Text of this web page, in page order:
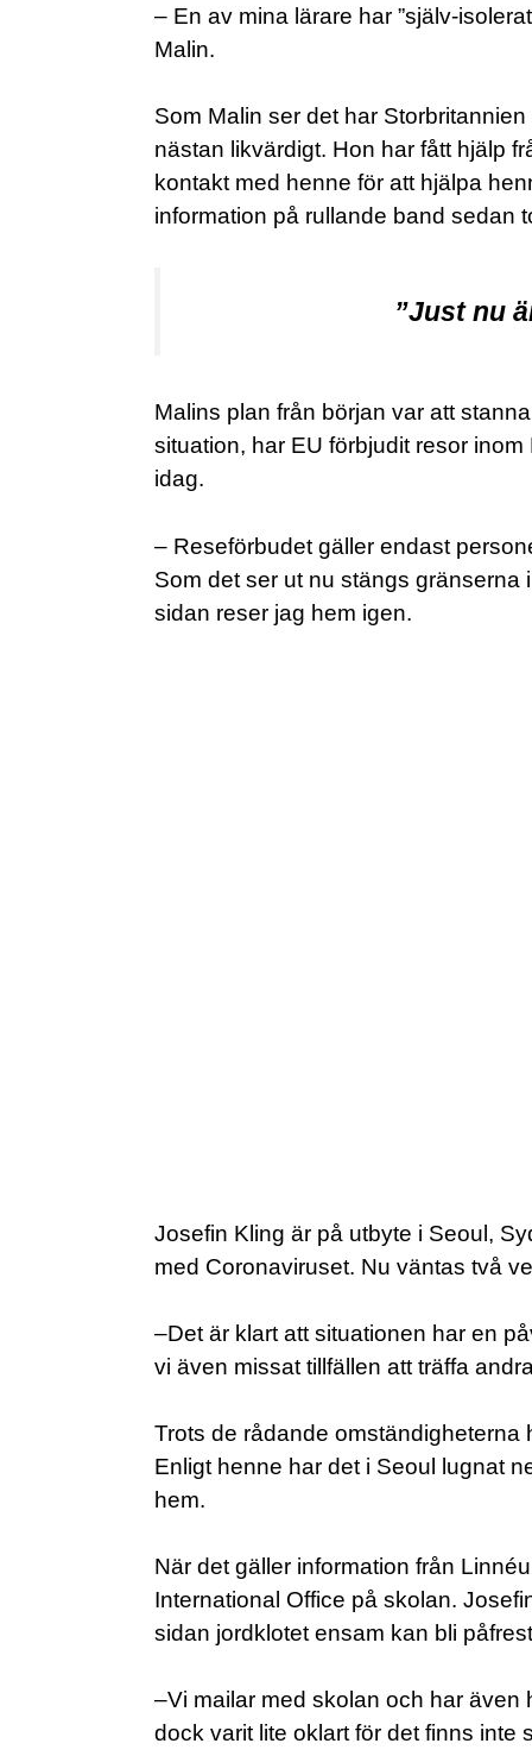
– En av mina lärare har ”själv-
Malin.
Som Malin ser det har
nästan likvärdigt. Hon har fått hjälp
kontakt med henne för att hjälpa
information på rullande band sedan
”Just nu
Malins plan från början var att
situation, har EU förbjudit resor
idag.
– Reseförbudet gäller endast
Som det ser ut nu stängs
sidan reser jag hem igen.
Josefin Kling är på utbyte i Seoul,
med Coronaviruset. Nu väntas två
–Det är klart att situationen har en
vi även missat tillfällen att träffa
Trots de rådande omständigheterna
Enligt henne har det i Seoul lugnat
hem.
När det gäller information från
International Office på skolan.
sidan jordklotet ensam kan bli
–Vi mailar med skolan och har även
dock varit lite oklart för det finns inte